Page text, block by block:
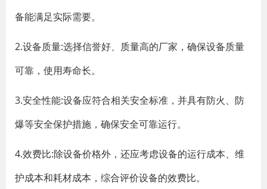
备能满足实际需要。
2.设备质量:选择信誉好、质量高的厂家，确保设备质量
可靠，使用寿命长。
3.安全性能:设备应符合相关安全标准，并具有防火、防
爆等安全保护措施，确保安全可靠运行。
4.效费比:除设备价格外，还应考虑设备的运行成本、维
护成本和耗材成本，综合评价设备的效费比。